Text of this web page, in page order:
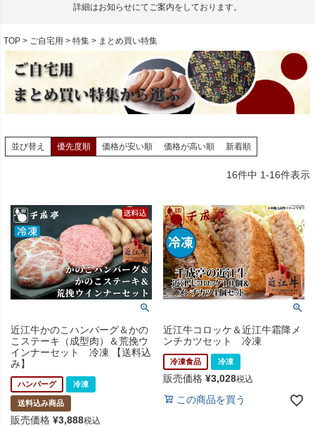
詳細はお知らせにてご案内をしております。
TOP ご自宅用 特集 まとめ買い特集
並び替え 優先度順 価格が安い順 価格が高い順 新着順
16件中 1-16件表示
近江牛かのこハンバーグ＆かの
こステーキ（成型肉）＆荒挽ウ
インナーセット 冷凍 【送料込
み】
ハンバーグ 冷凍
送料込み商品
販売価格 ¥3,888税込
近江牛コロッケ＆近江牛霜降メ
ンチカツセット 冷凍
冷凍食品 冷凍
販売価格 ¥3,028税込
この商品を買う